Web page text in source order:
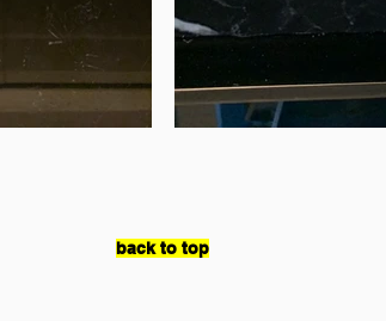
back to top